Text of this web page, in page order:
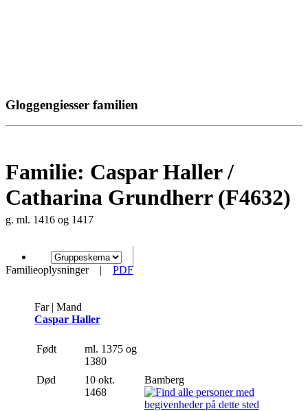
Gloggengiesser familien
Familie: Caspar Haller /
Catharina Grundherr (F4632)
g. ml. 1416 og 1417
Familieoplysninger| PDF
Far | Mand
Caspar Haller
Født
ml. 1375 og
1380
Død
10 okt.
1468
Bamberg